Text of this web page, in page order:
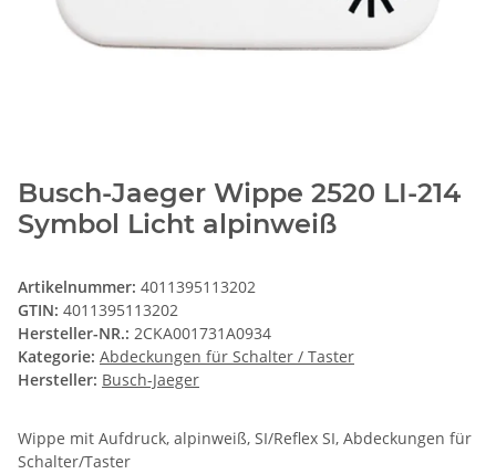
Busch-Jaeger Wippe 2520 LI-214
Symbol Licht alpinweiß
Artikelnummer: 4011395113202
GTIN: 4011395113202
Hersteller-NR.: 2CKA001731A0934
Kategorie: Abdeckungen für Schalter / Taster
Hersteller: Busch-Jaeger
Wippe mit Aufdruck, alpinweiß, SI/Reflex SI, Abdeckungen für
Schalter/Taster